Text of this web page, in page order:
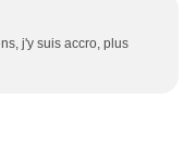
j'y suis accro, plus